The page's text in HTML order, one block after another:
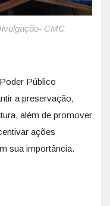
CMC
Público
a preservação,
além de promover
ações
sua importância.